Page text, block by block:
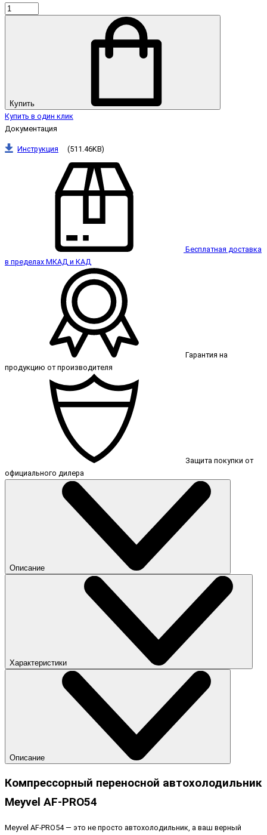
Купить
Купить в один клик
Документация
Инструкция (511.46KB)
Бесплатная доставка
в пределах МКАД и КАД
Гарантия на
продукцию от производителя
Защита покупки от
официального дилера
Описание
Характеристики
Описание
Компрессорный переносной автохолодильник
Meyvel AF-PRO54
Meyvel AF-PRO54 — это не просто автохолодильник, а ваш верный